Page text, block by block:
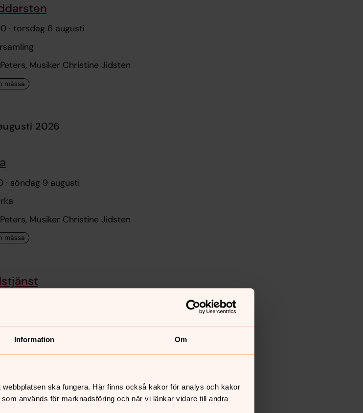
Information Om
ska fungera. Här finns också kakor för analys och kakor
används för marknadsföring och när vi länkar vidare till andra
· torsdag 6 augusti
Musiker Christine Jidsten
2026
· söndag 9 augusti
Musiker Christine Jidsten
Jerrestrand, Musiker Christine Jidsten
augusti 2026